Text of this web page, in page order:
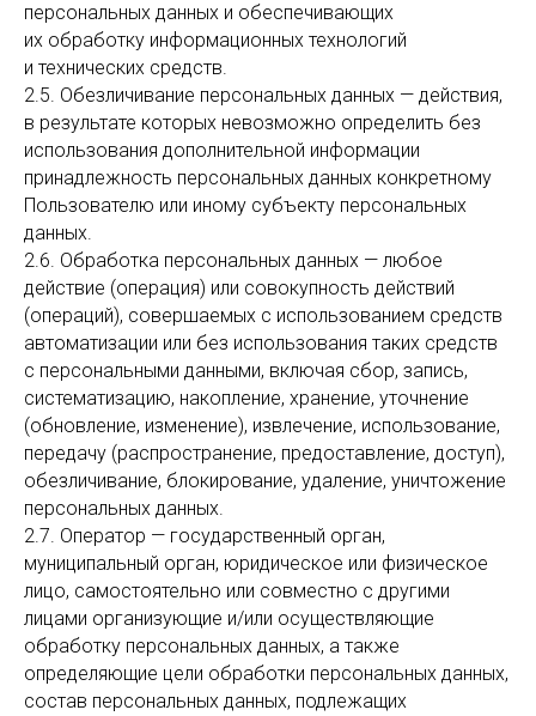
персональных данных и обеспечивающих
их обработку информационных технологий
и технических средств.
2.5. Обезличивание персональных данных — действия,
в результате которых невозможно определить без
использования дополнительной информации
принадлежность персональных данных конкретному
Пользователю или иному субъекту персональных
данных.
2.6. Обработка персональных данных — любое
действие (операция) или совокупность действий
(операций), совершаемых с использованием средств
автоматизации или без использования таких средств
с персональными данными, включая сбор, запись,
систематизацию, накопление, хранение, уточнение
(обновление, изменение), извлечение, использование,
передачу (распространение, предоставление, доступ),
обезличивание, блокирование, удаление, уничтожение
персональных данных.
2.7. Оператор — государственный орган,
муниципальный орган, юридическое или физическое
лицо, самостоятельно или совместно с другими
лицами организующие и/или осуществляющие
обработку персональных данных, а также
определяющие цели обработки персональных данных,
состав персональных данных, подлежащих